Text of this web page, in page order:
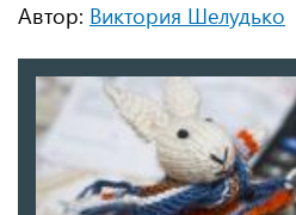
Автор: Виктория Шелудько